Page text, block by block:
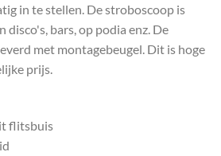
in te stellen. De stroboscoop is
disco's, bars, op podia enz. De
met montagebeugel. Dit is hoge
prijs.
flitsbuis